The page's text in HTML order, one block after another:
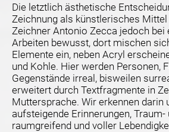
Die letztlich ästhetische
Zeichnung als künstlerisches
Zeichner Antonio Zecca jedoch bei
Arbeiten bewusst, dort mischen
Elemente ein, neben Acryl
und Kohle. Hier werden Personen,
Gegenstände irreal, bisweilen
erweitert durch Textfragmente in
Muttersprache. Wir erkennen darin
aufsteigende Erinnerungen, Traum-
raumgreifend und voller